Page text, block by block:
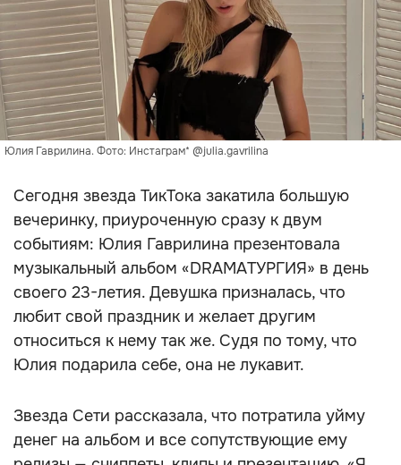
Юлия Гаврилина. Фото: Инстаграм* @julia.gavrilina
Сегодня звезда ТикТока закатила большую
вечеринку, приуроченную сразу к двум
событиям: Юлия Гаврилина презентовала
музыкальный альбом «DRAMAТУРГИЯ» в день
своего 23-летия. Девушка призналась, что
любит свой праздник и желает другим
относиться к нему так же. Судя по тому, что
Юлия подарила себе, она не лукавит.
Звезда Сети рассказала, что потратила уйму
денег на альбом и все сопутствующие ему